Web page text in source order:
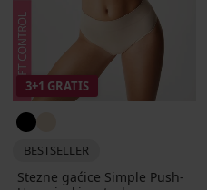
3+1 GRATIS
BESTSELLER
Stezne gaćice Simple Push-